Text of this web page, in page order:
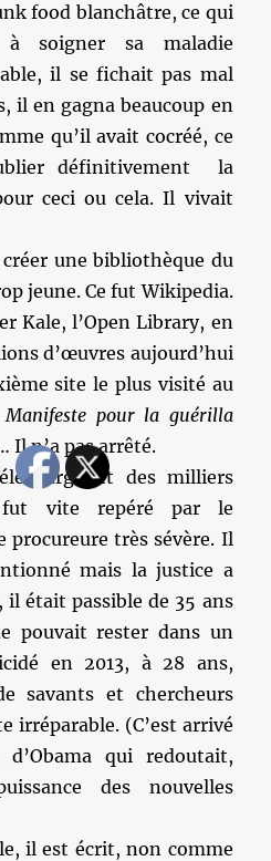
food blanchâtre, ce qui
soigner sa maladie
il se fichait pas mal
il en gagna beaucoup en
qu’il avait cocréé, ce
définitivement la
ceci ou cela. Il vivait
une bibliothèque du
jeune. Ce fut Wikipedia.
Kale, l’Open Library, en
d’œuvres aujourd’hui
site le plus visité au
Manifeste pour la guérilla
Il n’a pas arrêté.
des milliers
vite repéré par le
procureure très sévère. Il
mais la justice a
il était passible de 35 ans
pouvait rester dans un
en 2013, à 28 ans,
savants et chercheurs
irréparable. (C’est arrivé
qui redoutait,
des nouvelles
il est écrit, non comme